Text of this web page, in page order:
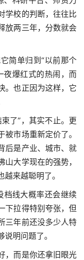
学校的判断，往往比
放两三年，分数就会
简单归到“以前那个
夜爆红式的热闹，而
。也正因为这样，它
了”，其实不止。更
市场重新定价了。
后是产业、城市、就
大学现在的强势，
来越聪明了。
线大概率还会继续
下拉得特别夸张，但
三年前还没多少人特
明问题了。
，而是你还拿旧眼光